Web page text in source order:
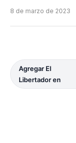
8 de marzo de 2023
Agregar El
Libertador en